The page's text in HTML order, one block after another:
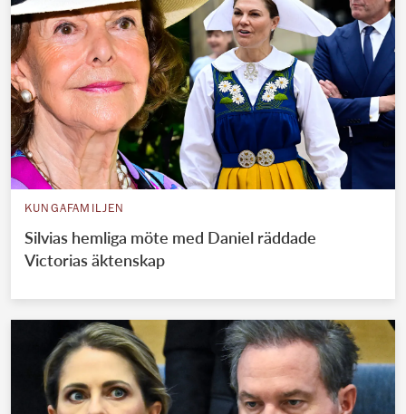
KUNGAFAMILJEN
Silvias hemliga möte med Daniel räddade
Victorias äktenskap